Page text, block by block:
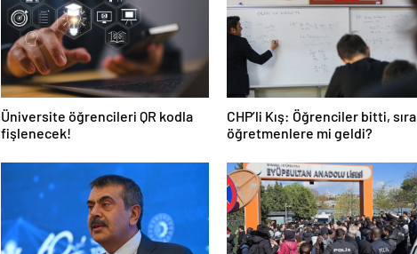
Üniversite öğrencileri QR kodla
fişlenecek!
CHP’li Kış: Öğrenciler bitti, sıra
öğretmenlere mi geldi?